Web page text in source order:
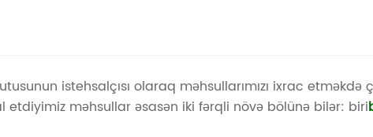
istehsalçısı olaraq məhsullarımızı ixrac
etdiyimiz məhsullar əsasən iki fərqli növə bölünə bilər: biri